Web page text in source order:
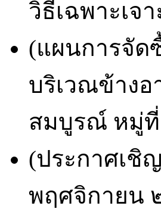
วิธีเฉพาะเจ
(แผนการจัด
บริเวณข้าง
สมบูรณ์ หมู่ที่
(ประกาศเชิ
พฤศจิกายน